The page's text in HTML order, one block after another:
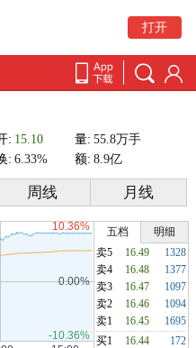
打开
: 15.10 量: 55.8万手
: 6.33% 额: 8.9亿
周线 月线
五档
明细
卖5
16.49
1328
卖4
16.48
1377
卖3
16.47
1097
卖2
16.46
1094
卖1
16.45
1695
买1
16.44
172